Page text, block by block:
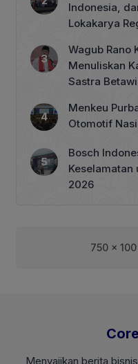
Indonesia,
Lokakarya
Wagub Rano
Menuliskan
Sastra
Menkeu
Otomotif
Bosch
Keselamatan
2026
750 x 100
Menyajikan berita